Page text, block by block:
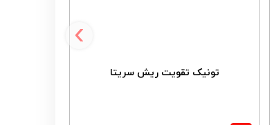
تونیک تقویت ریش سریتا
‹